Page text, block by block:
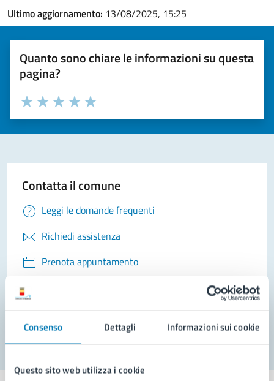
Consenso Dettagli Informazioni sui cookie
Questo sito web utilizza i cookie
Ultimo aggiornamento: 13/08/2025, 15:25
Quanto sono chiare le informazioni su questa
pagina?
Valuta la chiarezza delle informazioni (da 1 a 5 stelle)
Seleziona il numero di stelle per valutare la chiarezza delle
Valuta 5 stelle su 5
Valuta 4 stelle su 5
Valuta 3 stelle su 5
Valuta 2 stelle su 5
Valuta 1 stelle su 5
Contatta il comune
Leggi le domande frequenti
Richiedi assistenza
Prenota appuntamento
Problemi in città